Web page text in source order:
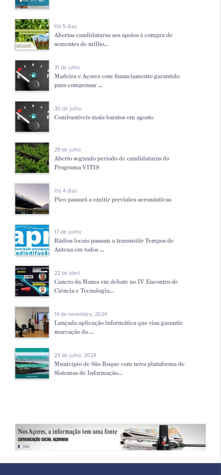
Há 5 dias
Abertas candidaturas aos apoios à compra de
sementes de milho...
31 de julho
Madeira e Açores com financiamento garantido
para compensar ...
30 de julho
Combustíveis mais baratos em agosto
29 de julho
Aberto segundo período de candidaturas do
Programa VITIS
Há 4 dias
Pico passará a emitir previsões aeronáuticas
17 de junho
Rádios locais passam a transmitir Tempos de
Antena em todos ...
22 de abril
Cancro da Mama em debate no IV Encontro de
Ciência e Tecnologia...
14 de novembro, 2024
Lançada aplicação informática que visa garantir
marcação da ...
23 de julho, 2024
Município de São Roque com nova plataforma de
Sistemas de Informação...